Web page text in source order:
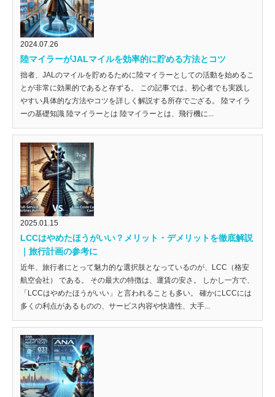
2024.07.26
陸マイラーがJALマイルを効率的に貯める方法とコツ
拙者、JALのマイルを貯めるために陸マイラーとしての活動を始めるこ
とが非常に効果的であると存ずる。 この記事では、初心者でも実践し
やすい具体的な方法やコツを詳しく解説する所存でござる。 陸マイラ
ーの基礎知識 陸マイラーとは 陸マイラーとは、飛行機に...
2025.01.15
LCCはやめたほうがいい？メリット・デメリットを徹底解説
｜旅行計画の参考に
近年、旅行者にとって魅力的な選択肢となっているのが、LCC（格安
航空会社） である。 その最大の特徴は、運賃の安さ。 しかし一方で、
「LCCはやめたほうがいい」と言われることも多い。 確かにLCCには
多くの利点があるものの、サービス内容や快適性、大手...